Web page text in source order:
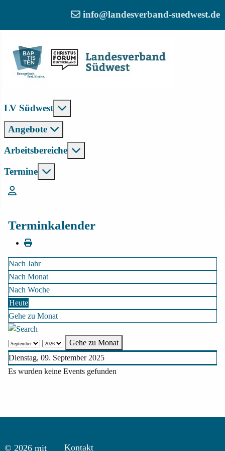
info@landesverband-suedwest.de
LV Südwest
Angebote
Arbeitsbereiche
Termine
Terminkalender
Nach Jahr
Nach Monat
Nach Woche
Heute
Gehe zu Monat
Gehe zu Monat
Dienstag, 09. September 2025
Es wurden keine Events gefunden
© 2026 mit Kontakt